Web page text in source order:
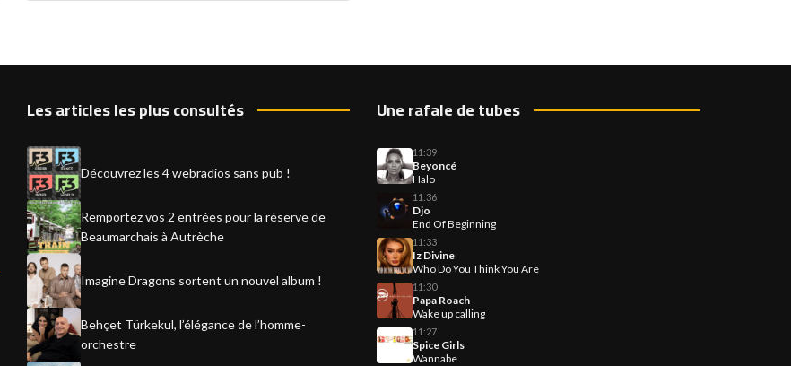
Les articles les plus consultés
Découvrez les 4 webradios sans pub !
Remportez vos 2 entrées pour la réserve de
Beaumarchais à Autrèche
Imagine Dragons sortent un nouvel album !
Behçet Türkekul, l’élégance de l’homme-
orchestre
Une rafale de tubes
11:39
Beyoncé
Halo
11:36
Djo
End Of Beginning
11:33
Iz Divine
Who Do You Think You Are
11:30
Papa Roach
Wake up calling
11:27
Spice Girls
Wannabe